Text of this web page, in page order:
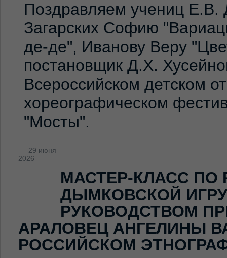
Поздравляем учениц Е.В.
Загарских Софию
де-де", Иванову Веру
постановщик Д.Х.
Всероссийском детском
хореографическом
"Мосты".
29 июня
2026
МАСТЕР-КЛАСС ПО
ДЫМКОВСКОЙ
РУКОВОДСТВОМ
АРАЛОВЕЦ АНГЕЛИНЫ
РОССИЙСКОМ